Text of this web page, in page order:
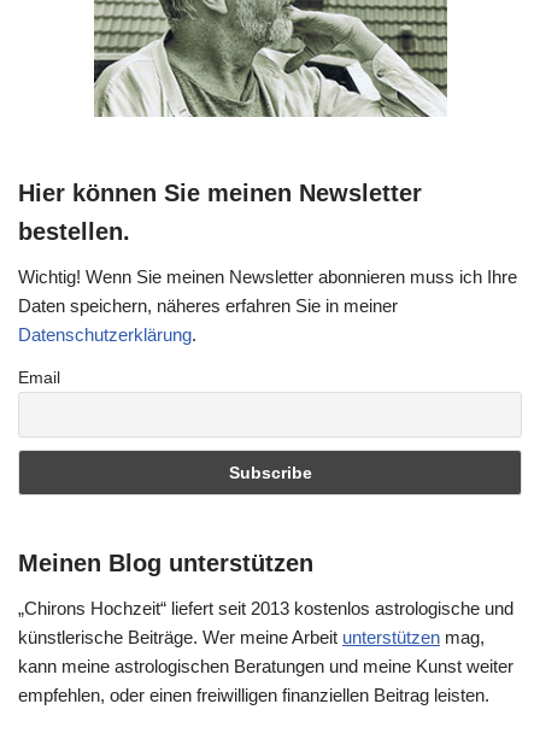
Hier können Sie meinen Newsletter
bestellen.
Wichtig! Wenn Sie meinen Newsletter abonnieren muss ich Ihre
Daten speichern, näheres erfahren Sie in meiner
Datenschutzerklärung.
Email
Meinen Blog unterstützen
„Chirons Hochzeit“ liefert seit 2013 kostenlos astrologische und
künstlerische Beiträge. Wer meine Arbeit unterstützen mag,
kann meine astrologischen Beratungen und meine Kunst weiter
empfehlen, oder einen freiwilligen finanziellen Beitrag leisten.